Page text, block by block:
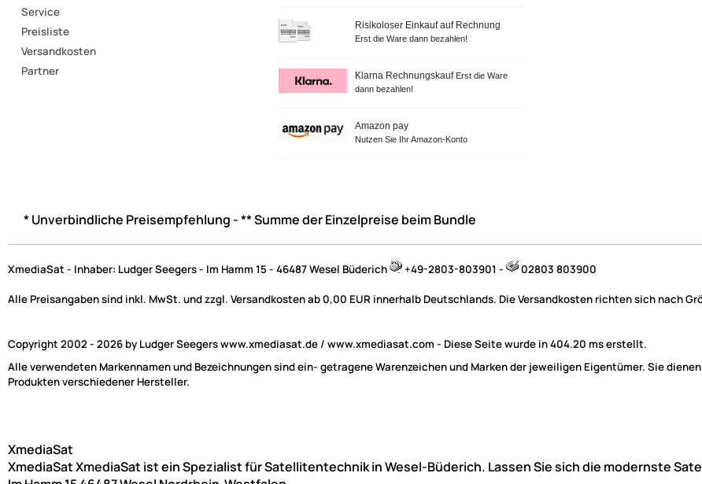
Service
Preisliste
Versandkosten
Partner
Risikoloser Einkauf auf Rechnung
Erst die Ware dann bezahlen!
Klarna Rechnungskauf Erst die Ware
dann bezahlen!
Amazon pay
Nutzen Sie Ihr Amazon-Konto
* Unverbindliche Preisempfehlung - ** Summe der Einzelpreise beim Bundle
XmediaSat - Inhaber: Ludger Seegers - Im Hamm 15 - 46487 Wesel Büderich +49-2803-803901 - 02803 803900
Alle Preisangaben sind inkl. MwSt. und zzgl. Versandkosten ab 0,00 EUR innerhalb Deutschlands. Die Versandkosten richten sich nach
Copyright 2002 - 2026 by Ludger Seegers www.xmediasat.de / www.xmediasat.com - Diese Seite wurde in 404.20 ms erstellt.
Alle verwendeten Markennamen und Bezeichnungen sind ein- getragene Warenzeichen und Marken der jeweiligen Eigentümer. Sie
Produkten verschiedener Hersteller.
XmediaSat
XmediaSatXmediaSat ist ein Spezialist für Satellitentechnik in Wesel-Büderich. Lassen Sie sich die modernste